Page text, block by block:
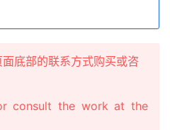
底部的联系方式购买或咨
consult the work at the